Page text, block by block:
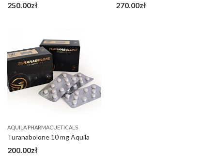
250.00zł 270.00zł
AQUILA PHARMACUETICALS
Turanabolone 10 mg Aquila
200.00zł